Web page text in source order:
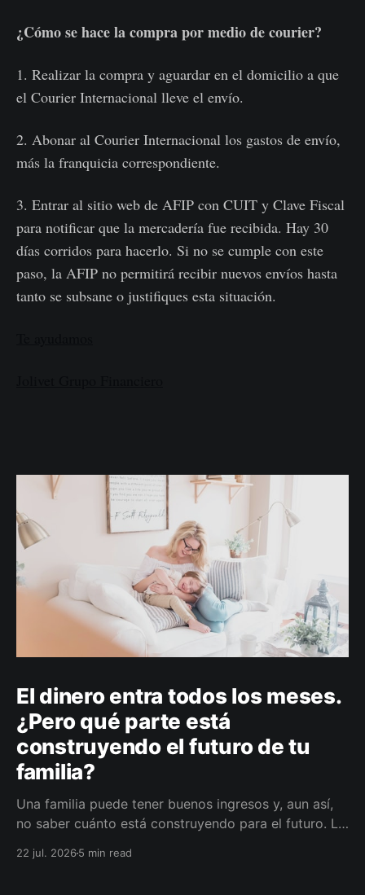
¿Cómo se hace la compra por medio de courier?
1. Realizar la compra y aguardar en el domicilio a que
el Courier Internacional lleve el envío.
2. Abonar al Courier Internacional los gastos de envío,
más la franquicia correspondiente.
3. Entrar al sitio web de AFIP con CUIT y Clave Fiscal
para notificar que la mercadería fue recibida. Hay 30
días corridos para hacerlo. Si no se cumple con este
paso, la AFIP no permitirá recibir nuevos envíos hasta
tanto se subsane o justifiques esta situación.
El dinero entra todos los meses.
¿Pero qué parte está
construyendo el futuro de tu
familia?
Una familia puede tener buenos ingresos y, aun así,
no saber cuánto está construyendo para el futuro. La
darle a cada parte del ingreso un propósito, un plazo
22 jul. 20265 min read